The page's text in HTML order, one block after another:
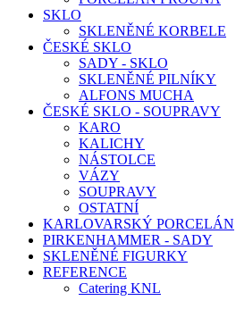
SKLO
SKLENĚNÉ KORBELE
ČESKÉ SKLO
SADY - SKLO
SKLENĚNÉ PILNÍKY
ALFONS MUCHA
ČESKÉ SKLO - SOUPRAVY
KARO
KALICHY
NÁSTOLCE
VÁZY
SOUPRAVY
OSTATNÍ
KARLOVARSKÝ PORCELÁN
PIRKENHAMMER - SADY
SKLENĚNÉ FIGURKY
REFERENCE
Catering KNL